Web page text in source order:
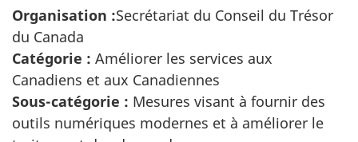
Organisation :Secrétariat du Conseil du Trésor
du Canada
Catégorie : Améliorer les services aux
Canadiens et aux Canadiennes
Sous-catégorie : Mesures visant à fournir des
outils numériques modernes et à améliorer le